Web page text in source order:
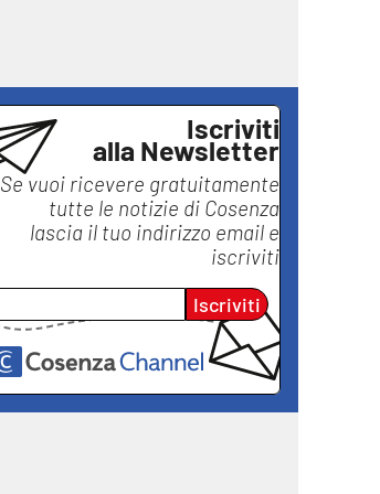
Iscriviti
alla Newsletter
Se vuoi ricevere gratuitamente
tutte le notizie di Cosenza
lascia il tuo indirizzo email e
iscriviti
Iscriviti